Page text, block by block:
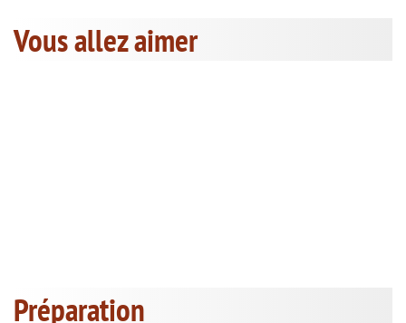
Vous allez aimer
Préparation